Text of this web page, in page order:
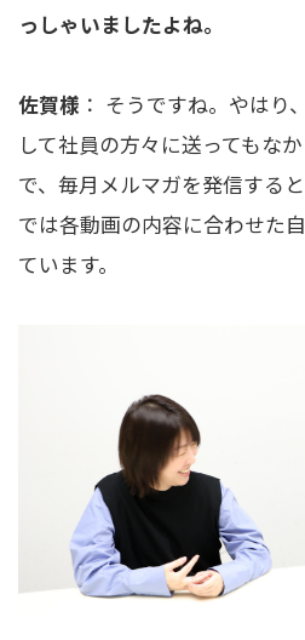
っしゃいましたよね。
佐賀様 ： そうですね。やはり
して社員の方々に送ってもな
で、毎月メルマガを発信する
では各動画の内容に合わせた
ています。